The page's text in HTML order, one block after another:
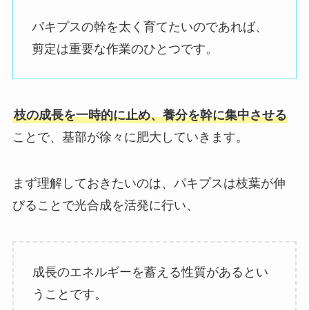
パキプスの幹を太く育てたいのであれば、
剪定は重要な作業のひとつです。
枝の成長を一時的に止め、養分を幹に集中させる
ことで、基部が徐々に肥大していきます。
まず理解しておきたいのは、パキプスは枝葉が伸
びることで光合成を活発に行い、
成長のエネルギーを蓄える性質があるとい
うことです。